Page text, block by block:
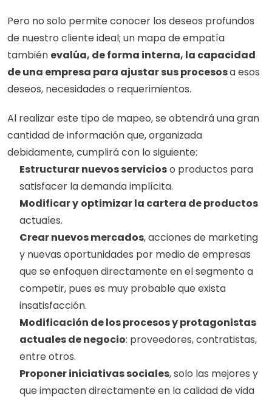
Pero no solo permite conocer los deseos profundos
de nuestro cliente ideal; un mapa de empatía
también evalúa, de forma interna, la capacidad
de una empresa para ajustar sus procesos a esos
deseos, necesidades o requerimientos.
Al realizar este tipo de mapeo, se obtendrá una gran
cantidad de información que, organizada
debidamente, cumplirá con lo siguiente:
Estructurar nuevos servicios o productos para
satisfacer la demanda implícita.
Modificar y optimizar la cartera de productos
actuales.
Crear nuevos mercados, acciones de marketing
y nuevas oportunidades por medio de empresas
que se enfoquen directamente en el segmento a
competir, pues es muy probable que exista
insatisfacción.
Modificación de los procesos y protagonistas
actuales de negocio: proveedores, contratistas,
entre otros.
Proponer iniciativas sociales, solo las mejores y
que impacten directamente en la calidad de vida